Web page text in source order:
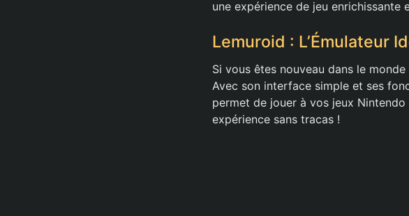
une expérience de jeu enrichissante
Lemuroid : L’Émulateur
Si vous êtes nouveau dans le
Avec son interface simple et ses
permet de jouer à vos jeux
expérience sans tracas !